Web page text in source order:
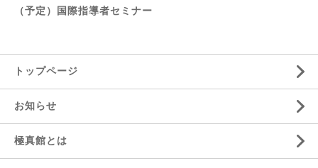
（予定）国際指導者セミナー
トップページ
お知らせ
極真館とは